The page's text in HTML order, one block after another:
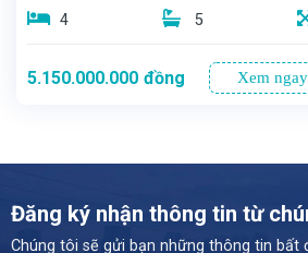
4
5
5.150.000.000 đồng Xem ngay
Đăng ký nhận thông tin từ
Chúng tôi sẽ gửi bạn những thông tin bất